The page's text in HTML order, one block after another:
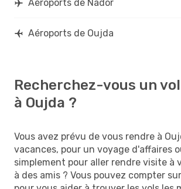
Aéroports de Nador
Aéroports de Oujda
Recherchez-vous un
à Oujda ?
Vous avez prévu de vous rendre à
vacances, pour un voyage d'affaires
simplement pour aller rendre visite à
à des amis ? Vous pouvez compter